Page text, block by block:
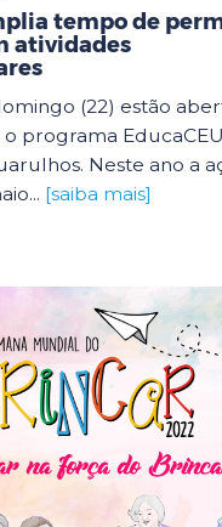
tempo de
atividades
(22) estão
programa
Neste ano a
[saiba mais]